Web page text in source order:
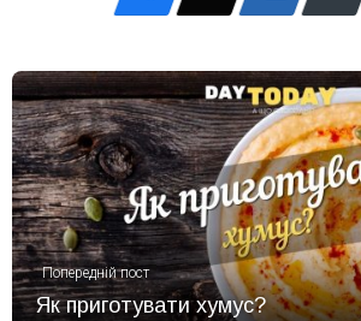
Попередній пост
Як приготувати хумус?